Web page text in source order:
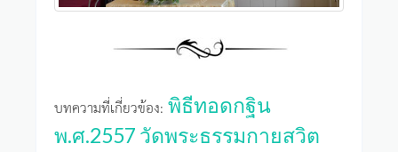
บทความที่เกี่ยวข้อง: พิธีทอดกฐิน
พ.ศ.2557 วัดพระธรรมกายสวิต